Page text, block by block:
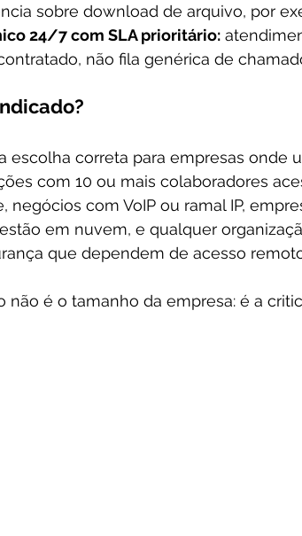
sobre download de arquivo, por
24/7 com SLA prioritário:
não fila genérica de
escolha correta para empresas onde
com 10 ou mais colaboradores
com VoIP ou ramal IP,
em nuvem, e qualquer
que dependem de acesso
não é o tamanho da empresa: é a